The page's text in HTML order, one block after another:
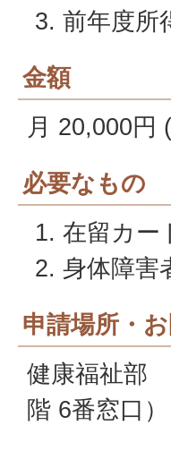
前年度所
金額
月 20,000円
必要なもの
在留カー
身体障害
申請場所・
健康福祉部
階 6番窓口）